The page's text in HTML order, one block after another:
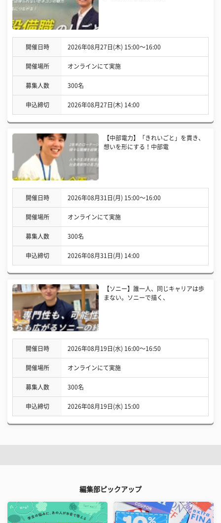
開催日時 2026年08月27日(木) 15:00〜16:00
開催場所 オンラインにて実施
募集人数 300名
申込締切 2026年08月27日(木) 14:00
【中部電力】「きれいごと」を貫き、
想いを形にする！中部電
開催日時 2026年08月31日(月) 15:00〜16:00
開催場所 オンラインにて実施
募集人数 300名
申込締切 2026年08月31日(月) 14:00
【ソニー】誰一人、同じキャリアは歩
まない。ソニーで描く、
開催日時 2026年08月19日(水) 16:00〜16:50
開催場所 オンラインにて実施
募集人数 300名
申込締切 2026年08月19日(水) 15:00
編集部ピックアップ